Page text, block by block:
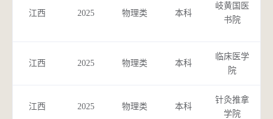
江西 2025 物理类 本科
岐黄国医
书院
江西 2025 物理类 本科
临床医学
院
江西 2025 物理类 本科
针灸推拿
学院